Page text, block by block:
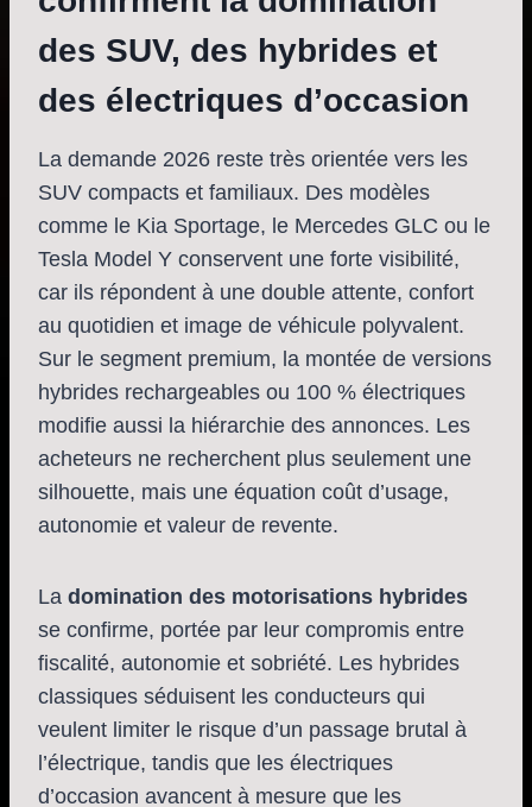
des SUV, des hybrides et
des électriques d’occasion
La demande 2026 reste très orientée vers les
SUV compacts et familiaux. Des modèles
comme le Kia Sportage, le Mercedes GLC ou le
Tesla Model Y conservent une forte visibilité,
car ils répondent à une double attente, confort
au quotidien et image de véhicule polyvalent.
Sur le segment premium, la montée de versions
hybrides rechargeables ou 100 % électriques
modifie aussi la hiérarchie des annonces. Les
acheteurs ne recherchent plus seulement une
silhouette, mais une équation coût d’usage,
autonomie et valeur de revente.
La domination des motorisations hybrides
se confirme, portée par leur compromis entre
fiscalité, autonomie et sobriété. Les hybrides
classiques séduisent les conducteurs qui
veulent limiter le risque d’un passage brutal à
l’électrique, tandis que les électriques
d’occasion avancent à mesure que les